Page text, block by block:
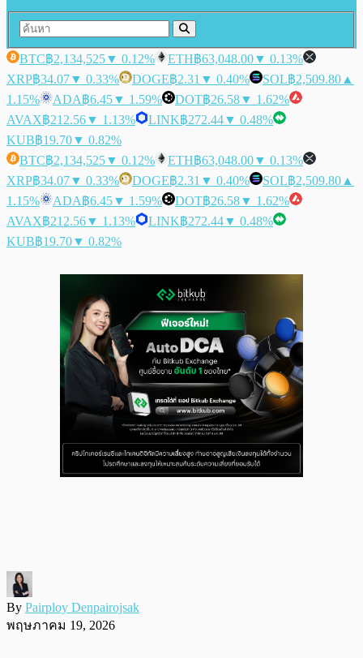
BTC฿2,134,525▼ 0.12% ETH฿63,048.00▼ 0.13%
XRP฿34.07▼ 0.33% DOGE฿2.31 ▼ 0.40% SOL฿2,509.80 ▲
1.15%
ADA฿6.45▼ 1.59% DOT฿26.58▼ 1.62%
AVAX฿212.56▼ 1.13% LINK฿272.44▼ 0.48%
KUB฿19.70▼ 0.82%
BTC฿2,134,525▼ 0.12% ETH฿63,048.00▼ 0.13%
XRP฿34.07▼ 0.33% DOGE฿2.31 ▼ 0.40% SOL฿2,509.80 ▲
1.15%
ADA฿6.45▼ 1.59% DOT฿26.58▼ 1.62%
AVAX฿212.56▼ 1.13% LINK฿272.44▼ 0.48%
KUB฿19.70▼ 0.82%
By Pairploy Denpairojsak
พฤษภาคม 19, 2026